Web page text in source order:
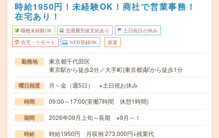
時給1950円！未経験OK！商社で営業事務！
在宅あり！
職種未経験OK 交通費別途支給あり 土日祝日が休み
在宅・リモート WEB登録OK 派遣
勤務地
東京都千代田区
東京駅から徒歩2分／大手町(東京都)駅から徒歩1分
曜日頻度 月～金（週5日） ※土日祝お休み
時間 09:00～17:00(実働7時間 休憩1時間)
期間 2026年09月上旬～長期 ※9月～！
時給 時給1950円 月収例 273,000円+残業代